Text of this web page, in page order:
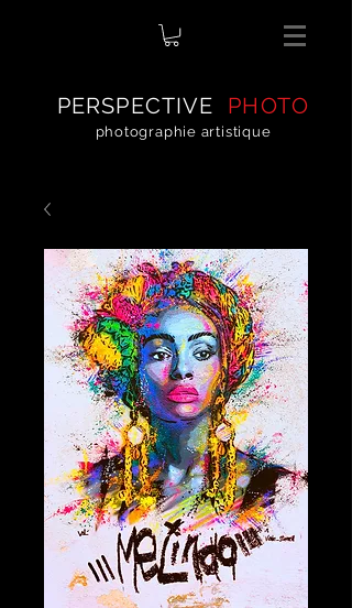
PERSPECTIVE PHOTO
photographie artistique